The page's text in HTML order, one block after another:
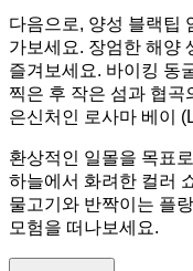
다음으로, 양성 블랙팁
가보세요. 장엄한 해양
즐겨보세요. 바이킹 동
찍은 후 작은 섬과 협곡
은신처인 로사마 베이
환상적인 일몰을 목표
하늘에서 화려한 컬러
물고기와 반짝이는 플
모험을 떠나보세요.